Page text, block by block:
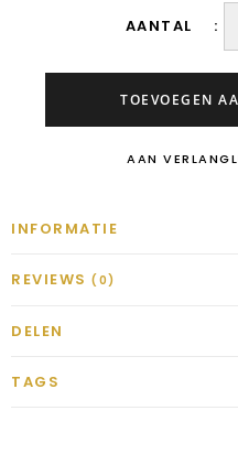
AANTAL
TOEVOEGEN
AAN
INFORMATIE
REVIEWS (0)
DELEN
TAGS